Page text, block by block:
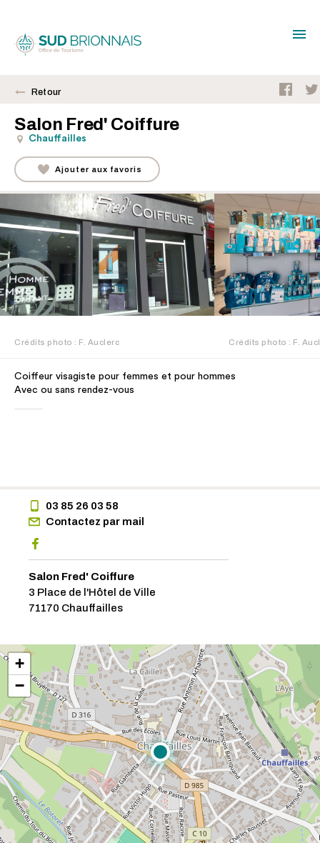
Retour
Salon Fred' Coiffure
Chauffailles
Ajouter aux favoris
Crédits photo : F. Auclerc Crédits photo : F.
Coiffeur visagiste pour femmes et pour hommes
Avec ou sans rendez-vous
03 85 26 03 58
Contactez par mail
Salon Fred' Coiffure
3 Place de l'Hôtel de Ville
71170 Chauffailles
+
−